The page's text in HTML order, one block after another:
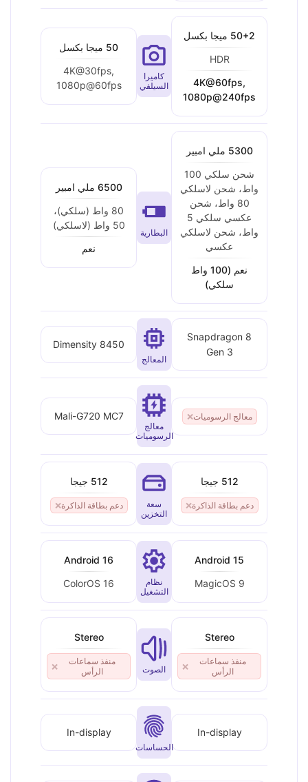
50+2 ميجا بكسل
HDR
4K@60fps,
1080p@240fps
كاميرا
السيلفي
50 ميجا بكسل
4K@30fps,
1080p@60fps
5300 ملي امبير
شحن سلكي 100
واط، شحن لاسلكي
80 واط، شحن
عكسي سلكي 5
واط، شحن لاسلكي
عكسي
نعم (100 واط
سلكي)
البطارية
6500 ملي امبير
80 واط (سلكي)،
50 واط (لاسلكي)
نعم
Snapdragon 8
Gen 3
المعالج
Dimensity 8450
معالج الرسوميات❌
معالج
الرسوميات
Mali-G720 MC7
512 جيجا
دعم بطاقة الذاكرة❌
سعة
التخزين
512 جيجا
دعم بطاقة الذاكرة❌
Android 15
MagicOS 9
نظام
التشغيل
Android 16
ColorOS 16
Stereo
منفذ سماعات
الرأس
❌ الصوت
Stereo
منفذ سماعات
الرأس
❌
In-display
الحساسات
In-display